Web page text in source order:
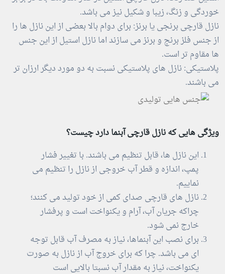
خوردگی و زنگ، زیبا و شکیل نیز می باشد.
نازل قارچی برنجی یا برنز: برای دوام بالا بعضی از این نازل ها را
از جنس فلز برنج و برنز می سازند اما نازل استیل از این جنس
ها مقاوم تر است.
پلاستیکی: نازل های پلاستیکی نسبت به دو مورد دیگر ارزان تر
می باشند.
ویژگی هایی که نازل قارچی آبنما دارد چیست؟
این نازل ها، قابل تنظیم می باشند. با تغییر فشار
پمپ، اندازه و قطر آب خروجی از نازل را تنظیم می
نماییم.
نازل های قارچی صدای کمی از خود تولید می کنند؛
چراکه جریان آب، آرام و یکنواخت است و پرفشار
خارج نمی شود.
برای نصب این آبنماها، نیاز به مصرف آب قابل توجه
ای می باشد. چرا که برای خروج آب از نازل به صورت
یکنواخت، نیاز به مقدار آب نسبتا بالایی است